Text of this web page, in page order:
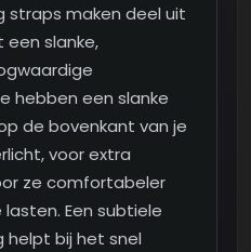
straps maken deel uit
een slanke,
hebben een slanke
de bovenkant van je
voor extra
ze comfortabeler
Een subtiele
helpt bij het snel